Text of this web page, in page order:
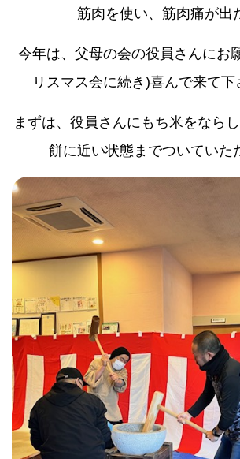
筋肉を使い、筋肉痛が出
今年は、父母の会の役員さんにお
リスマス会に続き)喜んで来て下
まずは、役員さんにもち米をなら
餅に近い状態までついていた